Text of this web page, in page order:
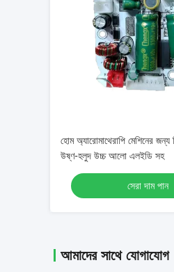
হোম অ্যারোমাথেরাপি মেশিনের জন্য
উষ্ণ-হলুদ উচ্চ আলো এলইডি সহ
সেরা দাম পান
আমাদের সাথে যোগাযোগ